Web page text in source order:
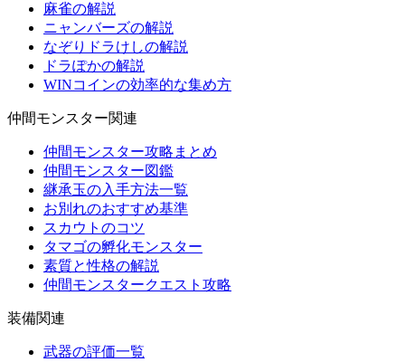
麻雀の解説
ニャンバーズの解説
なぞりドラけしの解説
ドラぽかの解説
WINコインの効率的な集め方
仲間モンスター関連
仲間モンスター攻略まとめ
仲間モンスター図鑑
継承玉の入手方法一覧
お別れのおすすめ基準
スカウトのコツ
タマゴの孵化モンスター
素質と性格の解説
仲間モンスタークエスト攻略
装備関連
武器の評価一覧